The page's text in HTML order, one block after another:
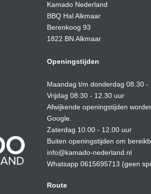
Kamado Nederland
BBQ Hal Alkmaar
Berenkoog 93
1822 BN Alkmaar
Openingstijden
Maandag t/m donderdag 08.30 -
Vrijdag 08:30 - 12.30 uur
Afwijkende openingstijden
Google.
Zaterdag 10.00 - 12.00 uur
Buiten openingstijden om
info@kamado-nederland.nl
Whatsapp 0615695713 (geen
Route